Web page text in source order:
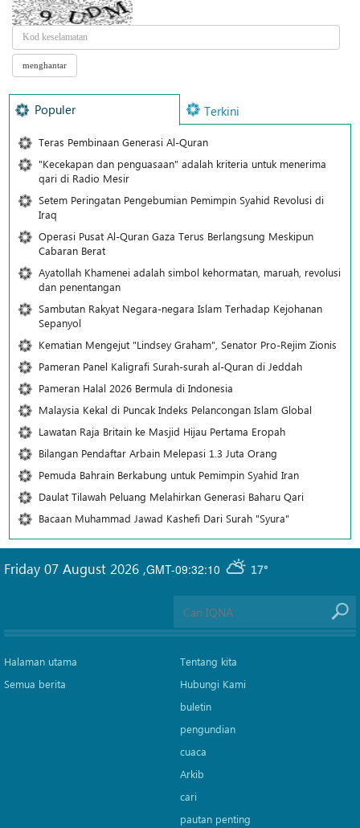
Populer Terkini
Teras Pembinaan Generasi Al-Quran
"Kecekapan dan penguasaan" adalah kriteria untuk menerima
qari di Radio Mesir
Setem Peringatan Pengebumian Pemimpin Syahid Revolusi di
Iraq
Operasi Pusat Al-Quran Gaza Terus Berlangsung Meskipun
Cabaran Berat
Ayatollah Khamenei adalah simbol kehormatan, maruah, revolusi
dan penentangan
Sambutan Rakyat Negara-negara Islam Terhadap Kejohanan
Sepanyol
Kematian Mengejut "Lindsey Graham", Senator Pro-Rejim Zionis
Pameran Panel Kaligrafi Surah-surah al-Quran di Jeddah
Pameran Halal 2026 Bermula di Indonesia
Malaysia Kekal di Puncak Indeks Pelancongan Islam Global
Lawatan Raja Britain ke Masjid Hijau Pertama Eropah
Bilangan Pendaftar Arbain Melepasi 1.3 Juta Orang
Pemuda Bahrain Berkabung untuk Pemimpin Syahid Iran
Daulat Tilawah Peluang Melahirkan Generasi Baharu Qari
Bacaan Muhammad Jawad Kashefi Dari Surah "Syura"
GMT-09:32:10 17°
Friday 07 August 2026 ,
Halaman utama
Semua berita
Tentang kita
Hubungi Kami
buletin
pengundian
cuaca
Arkib
cari
pautan penting